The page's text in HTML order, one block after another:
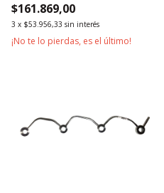
$161.869,00
3 x $53.956,33 sin interés
¡No te lo pierdas, es el último!